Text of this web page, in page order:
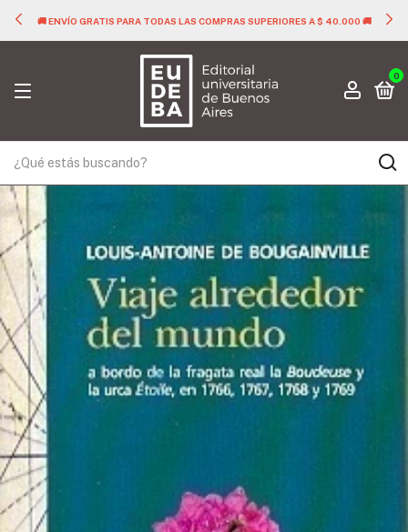
🚚 ENVÍO GRATIS PARA TODAS LAS COMPRAS SUPERIORES A $ 40.000 🚚
0